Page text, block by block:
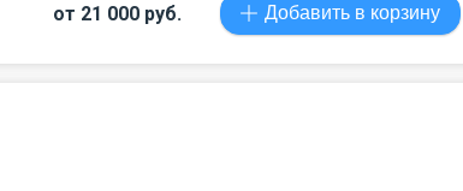
от 21 000 руб. Добавить в корзину